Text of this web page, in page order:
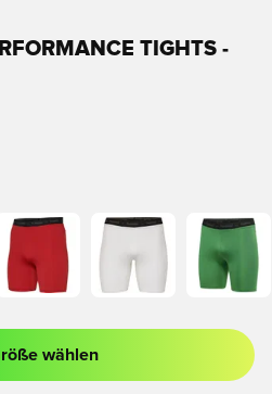
TIGHTS -
oder Registrieren als
wählen